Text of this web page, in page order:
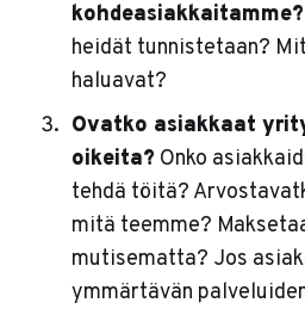
kohdeasiakkaitamme?
heidät tunnistetaan?
haluavat?
Ovatko asiakkaat
oikeita? Onko
tehdä töitä?
mitä teemme?
mutisematta? Jos
ymmärtävän